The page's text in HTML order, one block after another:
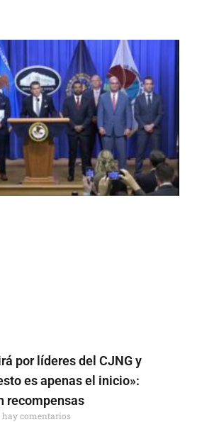
por líderes del CJNG y
es apenas el inicio»:
recompensas
hay comentarios